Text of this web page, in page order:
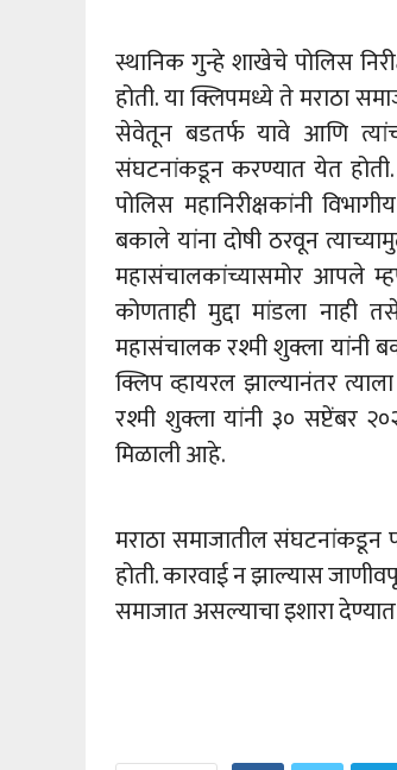
स्थानिक गुन्हे शाखेचे पोलिस
होती. या क्लिपमध्ये ते मराठा
सेवेतून बडतर्फ यावे आणि
संघटनांकडून करण्यात येत होती.
पोलिस महानिरीक्षकांनी
बकाले यांना दोषी ठरवून
महासंचालकांच्यासमोर आपले
कोणताही मुद्दा मांडला नाही
महासंचालक रश्मी शुक्ला
क्लिप व्हायरल झाल्यानंतर
रश्मी शुक्ला यांनी ३० सप्टेंबर
मिळाली आहे.
मराठा समाजातील
होती. कारवाई न झाल्यास
समाजात असल्याचा इशारा